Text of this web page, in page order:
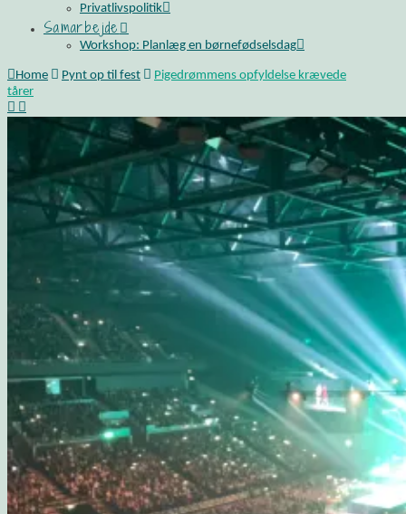
Privatlivspolitik
Samarbejde
Workshop: Planlæg en børnefødselsdag
Home Pynt op til fest
Pigedrømmens opfyldelse krævede
tårer